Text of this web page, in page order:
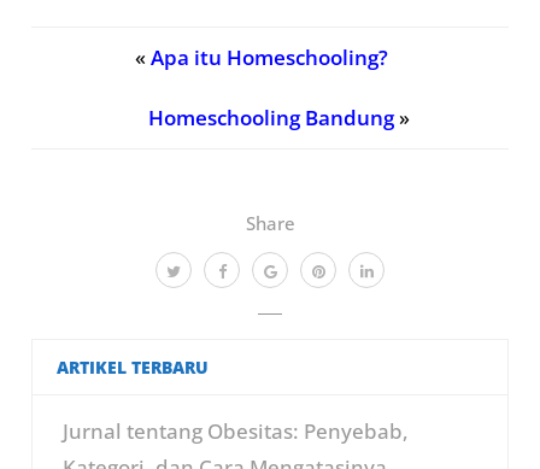
Share
« Apa itu Homeschooling?
Homeschooling Bandung»
ARTIKEL TERBARU
Jurnal tentang Obesitas: Penyebab,